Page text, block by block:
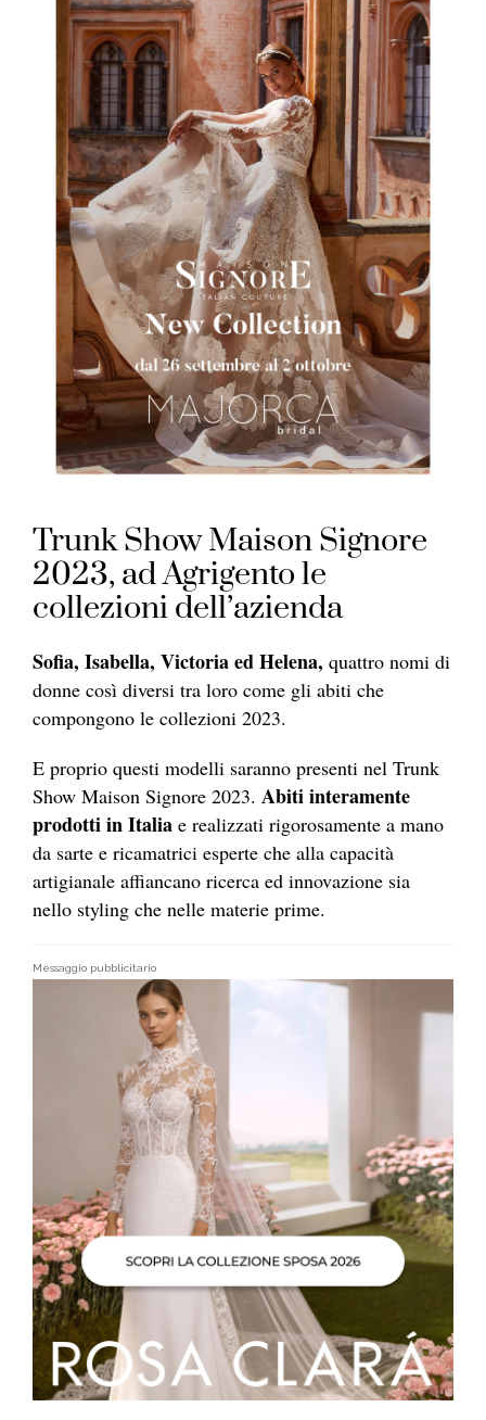
Trunk Show Maison Signore
2023, ad Agrigento le
collezioni dell’azienda
Sofia, Isabella, Victoria ed Helena, quattro nomi di
donne così diversi tra loro come gli abiti che
compongono le collezioni 2023.
E proprio questi modelli saranno presenti nel Trunk
Show Maison Signore 2023. Abiti interamente
prodotti in Italia e realizzati rigorosamente a mano
da sarte e ricamatrici esperte che alla capacità
artigianale affiancano ricerca ed innovazione sia
nello styling che nelle materie prime.
Messaggio pubblicitario